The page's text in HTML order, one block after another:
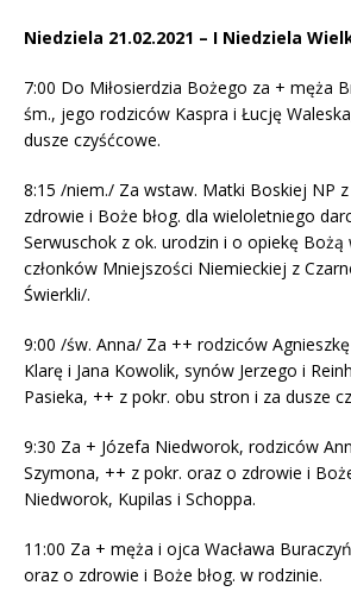
Niedziela 21.02.2021 – I Niedziela
7:00 Do Miłosierdzia Bożego za + męża
śm., jego rodziców Kaspra i Łucję
dusze czyśćcowe.
8:15 /niem./ Za wstaw. Matki Boskiej NP z
zdrowie i Boże błog. dla wieloletniego
Serwuschok z ok. urodzin i o opiekę
członków Mniejszości Niemieckiej z
Świerkli/.
9:00 /św. Anna/ Za ++ rodziców
Klarę i Jana Kowolik, synów Jerzego i
Pasieka, ++ z pokr. obu stron i za dusze
9:30 Za + Józefa Niedworok, rodziców
Szymona, ++ z pokr. oraz o zdrowie i
Niedworok, Kupilas i Schoppa.
11:00 Za + męża i ojca Wacława
oraz o zdrowie i Boże błog. w rodzinie.